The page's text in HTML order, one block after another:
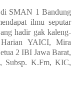
di SMAN 1 Bandung
ilmu seputar
hadir gak kaleng-
YAICI, Mira
2 IBI Jawa Barat,
Subsp. K.Fm, KIC,